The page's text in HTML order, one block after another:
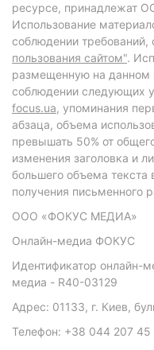
ресурсе, принадлежат
Использование
соблюдении требований,
пользования сайтом".
размещенную на данном
соблюдении следующих
focus.ua, упоминания
абзаца, объема
превышать 50% от
изменения заголовка и
большего объема текста
получения письменного
ООО «ФОКУС МЕДИА»
Онлайн-медиа ФОКУС
Идентификатор онлайн-
медиа - R40-03129
Адрес: 01133, г. Киев,
Телефон: +38 044 207 45